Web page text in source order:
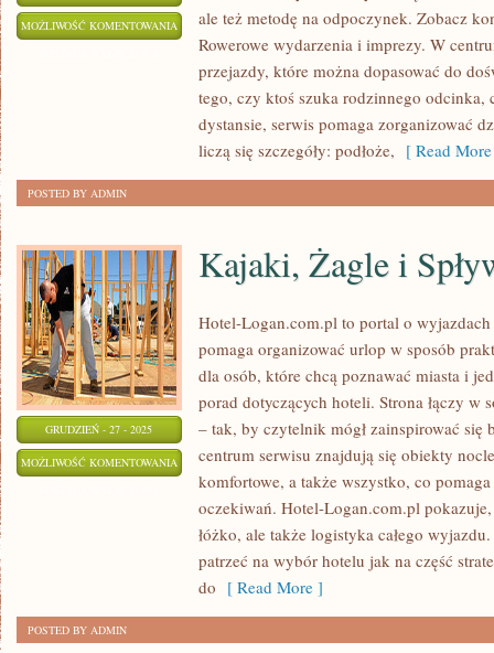
MOŻLIWOŚĆ KOMENTOWANIA ROWERY
CARGO
TRANSPORT
TOWARÓW
ale też metodę na odpoczynek. Zobacz
Rowerowe wydarzenia i imprezy. W
przejazdy, które można dopasować do
tego, czy ktoś szuka rodzinnego odcinka,
dystansie, serwis pomaga zorganizować
liczą się szczegóły: podłoże, [ Read
POSTED BY ADMIN
GRUDZIEŃ - 27 - 2025
MOŻLIWOŚĆ KOMENTOWANIA KAJAKI,
ŻAGLE
SPŁYWY
RZECZNE
Kajaki, Żagle i
Hotel-Logan.com.pl to portal o
pomaga organizować urlop w sposób
dla osób, które chcą poznawać miasta i
porad dotyczących hoteli. Strona łączy w
– tak, by czytelnik mógł zainspirować się
centrum serwisu znajdują się obiekty
komfortowe, a także wszystko, co
oczekiwań. Hotel-Logan.com.pl
łóżko, ale także logistyka całego
patrzeć na wybór hotelu jak na część
do [ Read More ]
POSTED BY ADMIN